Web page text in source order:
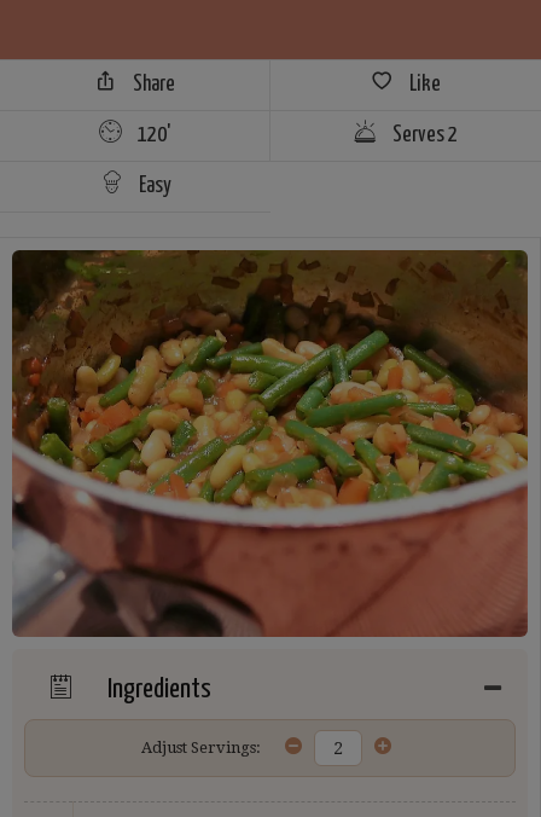
Share Like
120' Serves 2
Easy
Ingredients
Adjust Servings: